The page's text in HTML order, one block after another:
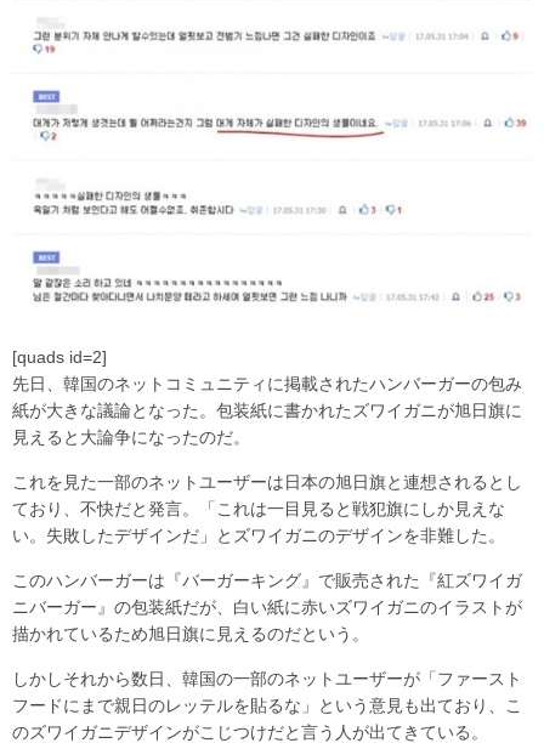
[quads id=2]
先日、韓国のネットコミュニティに掲載されたハンバーガーの包み
紙が大きな議論となった。包装紙に書かれたズワイガニが旭日旗に
見えると大論争になったのだ。
これを見た一部のネットユーザーは日本の旭日旗と連想されるとし
ており、不快だと発言。「これは一目見ると戦犯旗にしか見えな
い。失敗したデザインだ」とズワイガニのデザインを非難した。
このハンバーガーは『バーガーキング』で販売された『紅ズワイガ
ニバーガー』の包装紙だが、白い紙に赤いズワイガニのイラストが
描かれているため旭日旗に見えるのだという。
しかしそれから数日、韓国の一部のネットユーザーが「ファースト
フードにまで親日のレッテルを貼るな」という意見も出ており、こ
のズワイガニデザインがこじつけだと言う人が出てきている。